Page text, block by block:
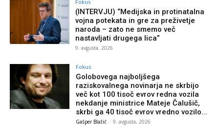
Fokus
(INTERVJU) “Medijska in protinatalna
vojna potekata in gre za preživetje
naroda – zato ne smemo več
nastavljati drugega lica”
9. avgusta, 2026
Fokus
Golobovega najboljšega
raziskovalnega novinarja ne skrbijo
več kot 100 tisoč evrov redna vozila
nekdanje ministrice Mateje Čalušič,
skrbi ga 40 tisoč evrov vredno vozilo...
Gašper Blažič - 9. avgusta, 2026